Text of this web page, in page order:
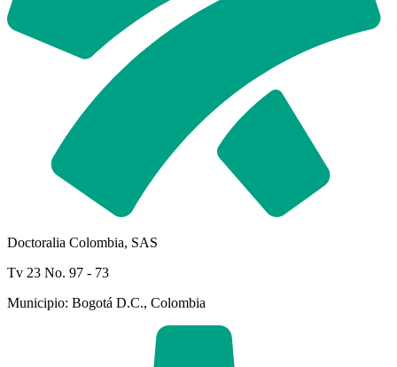
Doctoralia Colombia, SAS
Tv 23 No. 97 - 73
Municipio: Bogotá D.C., Colombia